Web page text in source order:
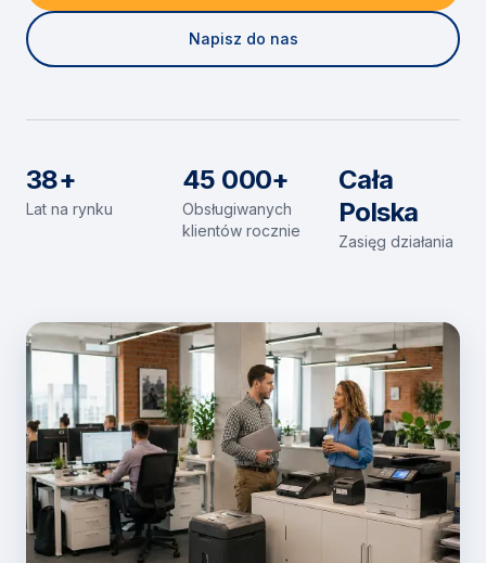
Napisz do nas
38+
Lat na rynku
45 000+
Obsługiwanych
klientów rocznie
Cała
Polska
Zasięg działania